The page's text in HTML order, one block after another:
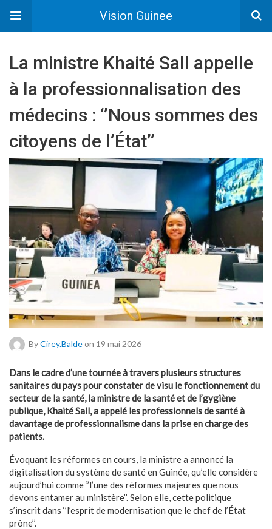
Vision Guinee
La ministre Khaité Sall appelle
à la professionnalisation des
médecins : ‘’Nous sommes des
citoyens de l’État’’
ByCirey.baldeon 19 mai 2026
Dans le cadre d’une tournée à travers plusieurs structures
sanitaires du pays pour constater de visu le fonctionnement du
secteur de la santé, la ministre de la santé et de l’gygiène
publique, Khaité Sall, a appelé les professionnels de santé à
davantage de professionnalisme dans la prise en charge des
patients.
Évoquant les réformes en cours, la ministre a annoncé la
digitalisation du système de santé en Guinée, qu’elle considère
aujourd’hui comme ‘’l’une des réformes majeures que nous
devons entamer au ministère’’. Selon elle, cette politique
s’inscrit dans ‘’l’esprit de modernisation que le chef de l’État
prône’’.